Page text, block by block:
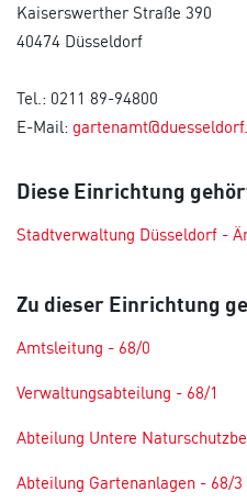
Kaiserswerther Straße 390
40474 Düsseldorf
Tel.: 0211 89-94800
E-Mail:
Diese Einrichtung
Stadtverwaltung Düsseldorf -
Zu dieser Einrichtung
Amtsleitung - 68/0
Verwaltungsabteilung - 68/1
Abteilung Untere
Abteilung Gartenanlagen - 68/3